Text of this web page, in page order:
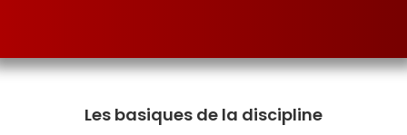
Les basiques de la discipline